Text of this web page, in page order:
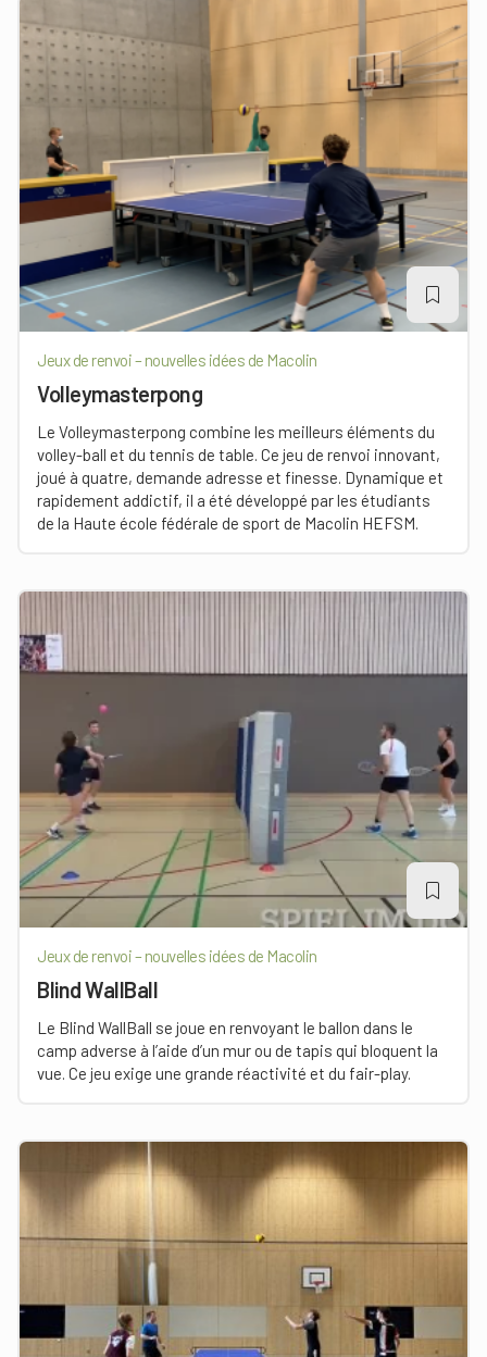
Jeux de renvoi – nouvelles idées de Macolin
Volleymasterpong
Le Volleymasterpong combine les meilleurs éléments du
volley-ball et du tennis de table. Ce jeu de renvoi innovant,
joué à quatre, demande adresse et finesse. Dynamique et
rapidement addictif, il a été développé par les étudiants
de la Haute école fédérale de sport de Macolin HEFSM.
Jeux de renvoi – nouvelles idées de Macolin
Blind WallBall
Le Blind WallBall se joue en renvoyant le ballon dans le
camp adverse à l’aide d’un mur ou de tapis qui bloquent la
vue. Ce jeu exige une grande réactivité et du fair-play.